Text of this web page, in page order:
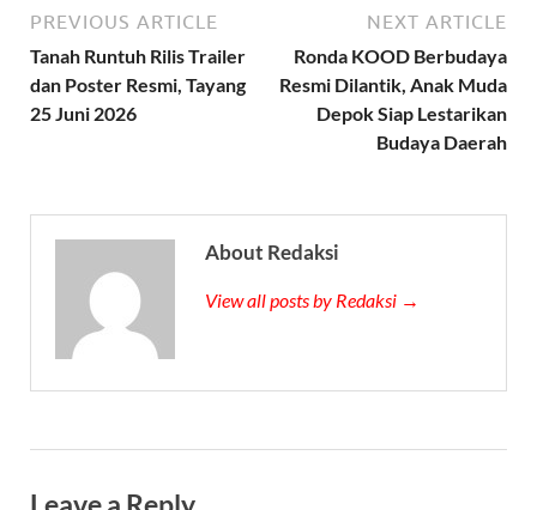
PREVIOUS ARTICLE
Tanah Runtuh Rilis Trailer
dan Poster Resmi, Tayang
25 Juni 2026
NEXT ARTICLE
Ronda KOOD Berbudaya
Resmi Dilantik, Anak Muda
Depok Siap Lestarikan
Budaya Daerah
About Redaksi
View all posts by Redaksi →